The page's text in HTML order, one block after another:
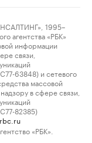
1995–
агентства «РБК»
информации
связи,
63848) и сетевого
массовой
в сфере связи,
82385)
«РБК».